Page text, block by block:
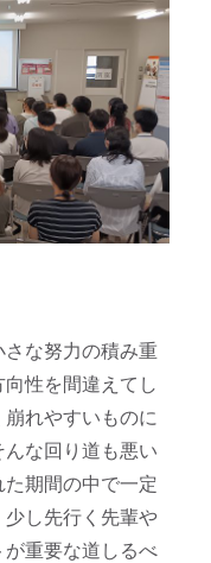
な努力の積み重
性を間違えてし
れやすいものに
な回り道も悪い
期間の中で一定
し先行く先輩や
重要な道しるべ